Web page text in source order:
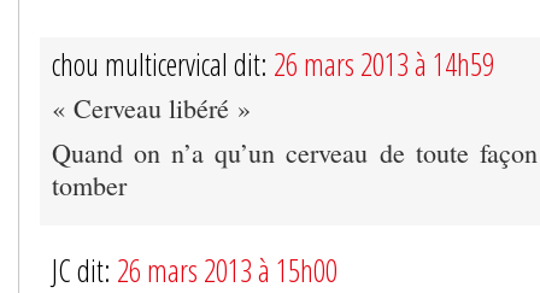
chou multicervical dit: 26 mars 2013 à 14h59
« Cerveau libéré »
Quand on n’a qu’un cerveau de toute
tomber
JC dit: 26 mars 2013 à 15h00